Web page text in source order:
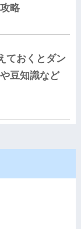
略
ておくとダン
豆知識など